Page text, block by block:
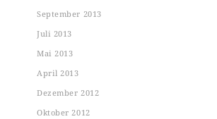
September 2013
Juli 2013
Mai 2013
April 2013
Dezember 2012
Oktober 2012